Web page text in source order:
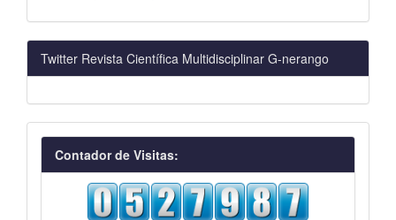
Twitter Revista Científica Multidisciplinar G-nerango
visitas
Contador de Visitas: